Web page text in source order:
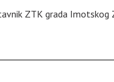
ZTK grada Imotskog